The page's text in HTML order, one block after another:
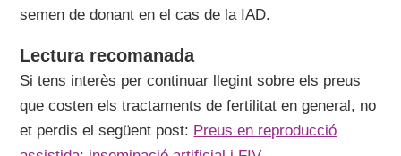
semen de donant en el cas de la IAD.
Lectura recomanada
Si tens interès per continuar llegint sobre els preus
que costen els tractaments de fertilitat en general, no
et perdis el següent post: Preus en reproducció